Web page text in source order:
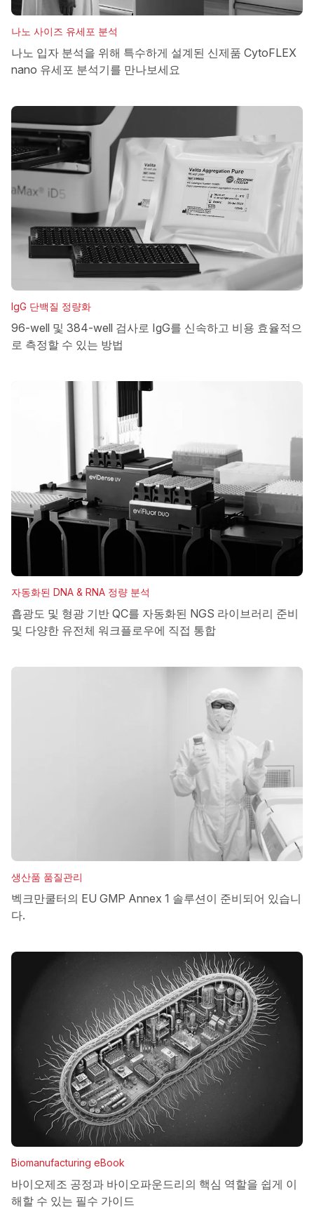
나노 사이즈 유세포 분석
나노 입자 분석을 위해 특수하게 설계된 신제품 CytoFLEX
nano 유세포 분석기를 만나보세요
IgG 단백질 정량화
96-well 및 384-well 검사로 IgG를 신속하고 비용 효율적으
로 측정할 수 있는 방법
자동화된 DNA & RNA 정량 분석
흡광도 및 형광 기반 QC를 자동화된 NGS 라이브러리 준비
및 다양한 유전체 워크플로우에 직접 통합
생산품 품질관리
벡크만쿨터의 EU GMP Annex 1 솔루션이 준비되어 있습니
다.
Biomanufacturing eBook
바이오제조 공정과 바이오파운드리의 핵심 역할을 쉽게 이
해할 수 있는 필수 가이드